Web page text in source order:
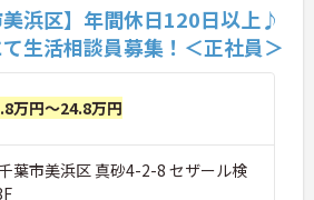
美浜区】年間休日120日以上♪
生活相談員募集！＜正社員＞
万円～24.8万円
葉市美浜区 真砂4-2-8 セザール検